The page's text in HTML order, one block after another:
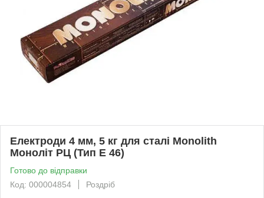
Електроди 4 мм, 5 кг для сталі Monolith
Моноліт РЦ (Тип Е 46)
Готово до відправки
Код: 000004854
Роздріб